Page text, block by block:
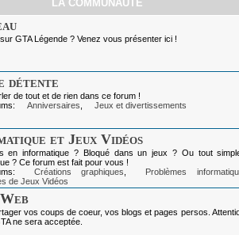
LA COMMUNAUTÉ
GTA Légende ? Venez vous présenter ici !
détente
de tout et de rien dans ce forum !
Anniversaires Jeux et divertissements
et Jeux Vidéos
en informatique ? Bloqué dans un jeux ? Ou tout
? Ce forum est fait pour vous !
Créations graphiques
Problèmes
de Jeux Vidéos
vos coups de coeur, vos blogs et pages persos.
ne sera acceptée.